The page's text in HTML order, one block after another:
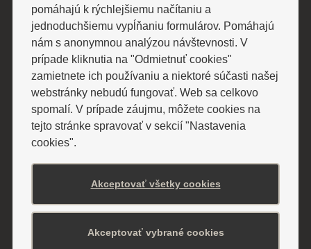
Nenechajte si ujsť aktuality a zľavy
Súhlasím so spracovaním osobných údajov
Súhlasím so spracovaním osobných údajov
BARDEJOVSKÉ KÚPELE a.s.
086 31 Bardejovské Kúpele
IČO: 36 168 301
IČ DPH: SK2020026250
pomáhajú k rýchlejšiemu načítaniu a
jednoduchšiemu vypĺňaniu formulárov. Pomáhajú
nám s anonymnou analýzou návštevnosti. V
prípade kliknutia na "Odmietnuť cookies"
zamietnete ich používaniu a niektoré súčasti našej
webstránky nebudú fungovať. Web sa celkovo
spomalí. V prípade záujmu, môžete cookies na
tejto stránke spravovať v sekcií "Nastavenia
cookies".
Akceptovať všetky cookies
Akceptovať vybrané cookies